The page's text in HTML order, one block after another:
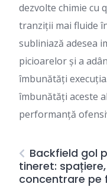
dezvolte chimie cu
tranziții mai fluide
subliniază adesea
picioarelor și a
îmbunătăți
îmbunătăți aceste
performanță
Backfield gol
tineret:
concentrare pe